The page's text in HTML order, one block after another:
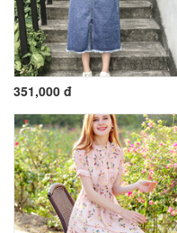
351,000 đ